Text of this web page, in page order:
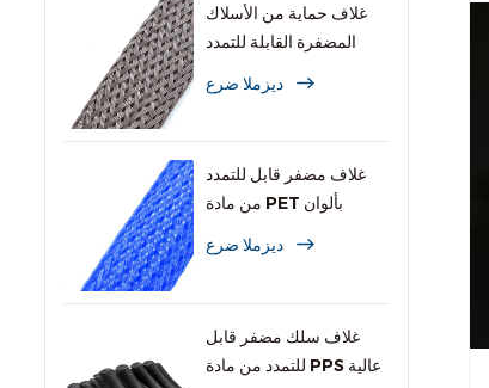
غلاف حماية من الأسلاك
المضفرة القابلة للتمدد
ديزملا ضرع
غلاف مضفر قابل للتمدد
من مادة PET بألوان
ديزملا ضرع
غلاف سلك مضفر قابل
للتمدد من مادة PPS عالية